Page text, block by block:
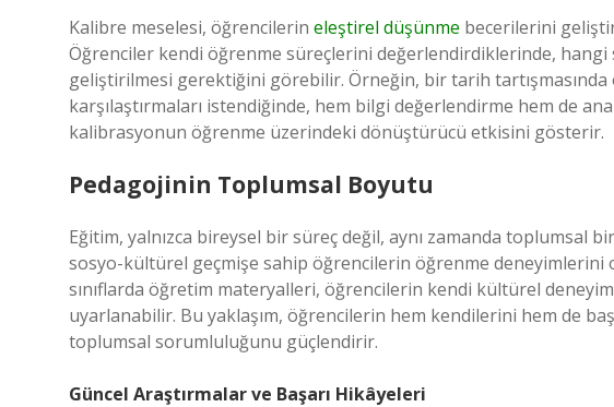
Kalibre meselesi, öğrencilerin eleştirel düşünme becerilerini
Öğrenciler kendi öğrenme süreçlerini değerlendirdiklerinde, hangi
geliştirilmesi gerektiğini görebilir. Örneğin, bir tarih tartışmasında
karşılaştırmaları istendiğinde, hem bilgi değerlendirme hem de
kalibrasyonun öğrenme üzerindeki dönüştürücü etkisini gösterir.
Pedagojinin Toplumsal Boyutu
Eğitim, yalnızca bireysel bir süreç değil, aynı zamanda toplumsal
sosyo-kültürel geçmişe sahip öğrencilerin öğrenme
sınıflarda öğretim materyalleri, öğrencilerin kendi kültürel
uyarlanabilir. Bu yaklaşım, öğrencilerin hem kendilerini hem de
toplumsal sorumluluğunu güçlendirir.
Güncel Araştırmalar ve Başarı Hikâyeleri